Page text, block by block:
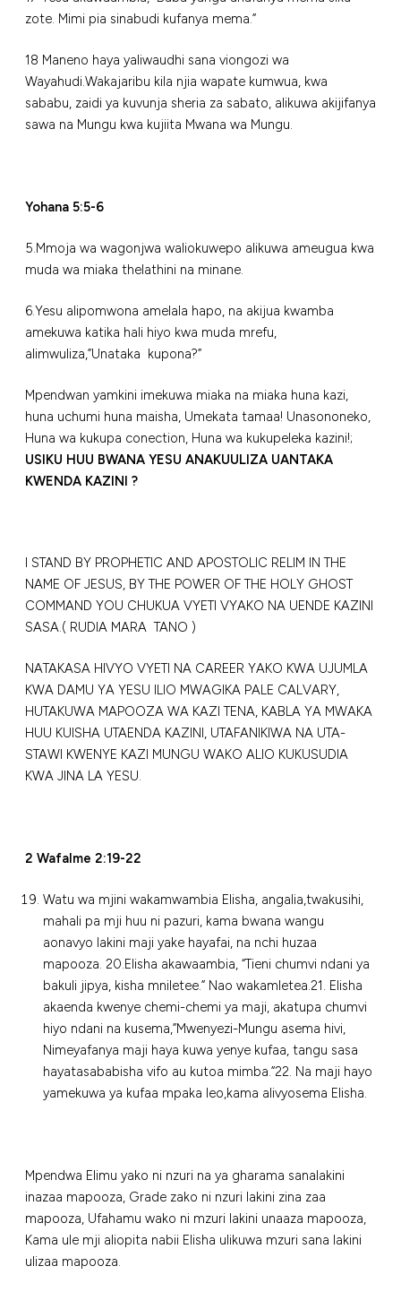
zote. Mimi pia sinabudi kufanya mema.”
18 Maneno haya yaliwaudhi sana viongozi wa
Wayahudi.Wakajaribu kila njia wapate kumwua, kwa
sababu, zaidi ya kuvunja sheria za sabato, alikuwa akijifanya
sawa na Mungu kwa kujiita Mwana wa Mungu.
Yohana 5:5-6
5.Mmoja wa wagonjwa waliokuwepo alikuwa ameugua kwa
muda wa miaka thelathini na minane.
6.Yesu alipomwona amelala hapo, na akijua kwamba
amekuwa katika hali hiyo kwa muda mrefu,
alimwuliza,”Unataka kupona?”
Mpendwan yamkini imekuwa miaka na miaka huna kazi,
huna uchumi huna maisha, Umekata tamaa! Unasononeko,
Huna wa kukupa conection, Huna wa kukupeleka kazini!;
USIKU HUU BWANA YESU ANAKUULIZA UANTAKA
KWENDA KAZINI ?
I STAND BY PROPHETIC AND APOSTOLIC RELIM IN THE
NAME OF JESUS, BY THE POWER OF THE HOLY GHOST
COMMAND YOU CHUKUA VYETI VYAKO NA UENDE KAZINI
SASA.( RUDIA MARA TANO )
NATAKASA HIVYO VYETI NA CAREER YAKO KWA UJUMLA
KWA DAMU YA YESU ILIO MWAGIKA PALE CALVARY,
HUTAKUWA MAPOOZA WA KAZI TENA, KABLA YA MWAKA
HUU KUISHA UTAENDA KAZINI, UTAFANIKIWA NA UTA-
STAWI KWENYE KAZI MUNGU WAKO ALIO KUKUSUDIA
KWA JINA LA YESU.
2 Wafalme 2:19-22
Watu wa mjini wakamwambia Elisha, angalia,twakusihi,
mahali pa mji huu ni pazuri, kama bwana wangu
aonavyo lakini maji yake hayafai, na nchi huzaa
mapooza. 20.Elisha akawaambia, “Tieni chumvi ndani ya
bakuli jipya, kisha mniletee.” Nao wakamletea.21. Elisha
akaenda kwenye chemi-chemi ya maji, akatupa chumvi
hiyo ndani na kusema,”Mwenyezi-Mungu asema hivi,
Nimeyafanya maji haya kuwa yenye kufaa, tangu sasa
hayatasababisha vifo au kutoa mimba.”22. Na maji hayo
yamekuwa ya kufaa mpaka leo,kama alivyosema Elisha.
Mpendwa Elimu yako ni nzuri na ya gharama sanalakini
inazaa mapooza, Grade zako ni nzuri lakini zina zaa
mapooza, Ufahamu wako ni mzuri lakini unaaza mapooza,
Kama ule mji aliopita nabii Elisha ulikuwa mzuri sana lakini
ulizaa mapooza.